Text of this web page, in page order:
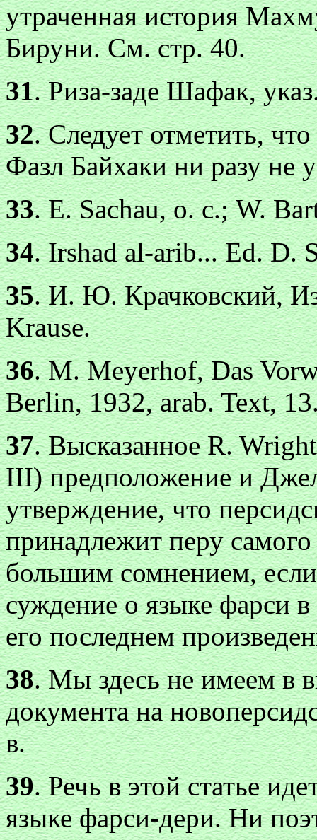
утраченная история
Бируни. См. стр. 40.
31. Риза-заде Шафак,
32. Следует отметить,
Фазл Байхаки ни разу не
33. Е. Sachau, о. с.; W.
34. Irshad al-arib... Ed.
35. И. Ю. Крачковский,
Krause.
36. М. Meyerhof, Das
Berlin, 1932, arab. Text,
37. Высказанное R.
III) предположение и
утверждение, что
принадлежит перу
большим сомнением,
суждение о языке фарси
его последнем
38. Мы здесь не имеем в
документа на
в.
39. Речь в этой статье
языке фарси-дери. Ни